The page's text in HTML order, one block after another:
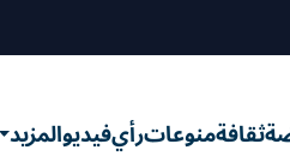
ثقافةمنوعاترأيفيديوالمزيد